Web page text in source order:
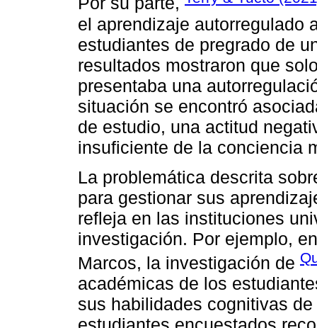
el aprendizaje autorregulado
estudiantes de pregrado de
resultados mostraron que
presentaba una
situación se encontró
de estudio, una actitud
insuficiente de la conciencia
La problemática descrita
para gestionar sus
refleja en las instituciones
investigación. Por ejemplo,
Marcos, la investigación de
académicas de los
sus habilidades cognitivas